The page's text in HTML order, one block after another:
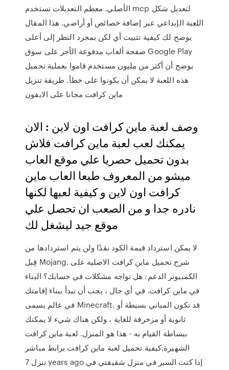
الأصلي. معظم التعديلات تستخدم mcp لتعديل شكل
اللعبة الإبداعي عبر إضافة خصائص أو أراضي. هذا المقال
يوضح لك كيفية تثبيت أي لكن بمجرد النظر إلى أعلى
صفحة ألعاب مدفوعة الأجر على سوق Google Play
يوضح أن أكثر من مليون مستخدم قاموا بعملية تحميل
هذه اللعبة لا يمكن أن يكونوا على خطأ. طريقة تنزيل
ماين كرافت مجانا على الايفون
وصف لعبة ماين كرافت اون لاين : الان
يمكنك لعب لعبة ماين كرافت فلاش
بدون تحميل حصريا علي موقع العاب
ميشو من المعروف طبعا العاب ماين
كرافت اون لاين و كيفية لعبها لكنها
نادره جدا و من الصعب ان تحصل علي
موقع جيد ليشغل لك
لا يمكن استرداد قيمة الكود نقدًا ولن يتم استردادها من
قِبل Mojang. شرح تحميل ماين كرافت الاصليه على
الكمبيوتر الدعم: هل تواجه مشكلات في حسابك؟ البناء
في ماين كرافت. في أي حال ، يجب أن تبدأ ببناء إقامتك
في عالم يسمى Minecraft. قد تكون المباني بسيطة أو
ثانوية أو مزخرفة للغاية ، ولكن هناك شيء لا يمكنك
ببساطة القيام به - هذا هو المنزل. لعبة ماين كرافت
الشهيرة,كيفية تحميل لعبة ماين كرافت برابط مباشر
تنزل 7 years ago إذا كنت السير في منزل شقيقتي في